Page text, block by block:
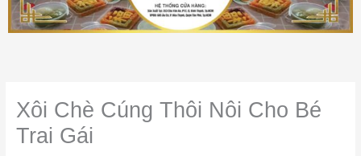
Xôi Chè Cúng Thôi Nôi Cho Bé
Trai Gái